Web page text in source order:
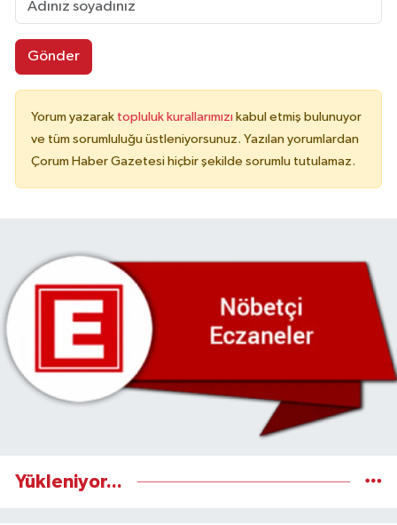
Gönder
Yorum yazarak topluluk kurallarımızı kabul etmiş bulunuyor
ve tüm sorumluluğu üstleniyorsunuz. Yazılan yorumlardan
Çorum Haber Gazetesi hiçbir şekilde sorumlu tutulamaz.
Yükleniyor...